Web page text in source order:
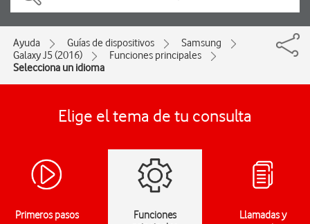
Ayuda Guías de dispositivos
Samsung
Galaxy J5 (2016)
Funciones principales
Selecciona un idioma
Elige el tema de tu consulta
Primeros pasos
Funciones
Llamadas y